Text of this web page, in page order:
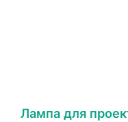
Лампа для